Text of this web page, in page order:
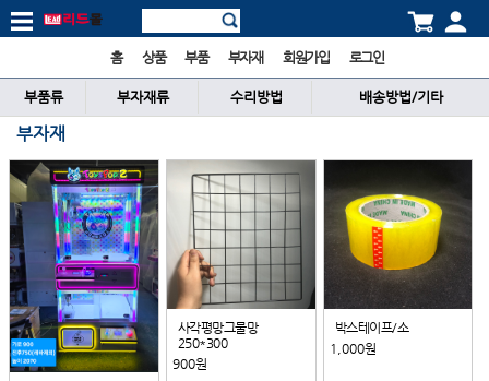
홈 상품 부품 부자재 회원가입 로그인
부품류 부자재류 수리방법 배송방법/기타
부자재
사각평망그물망
250*300
900원
박스테이프/소
1,000원